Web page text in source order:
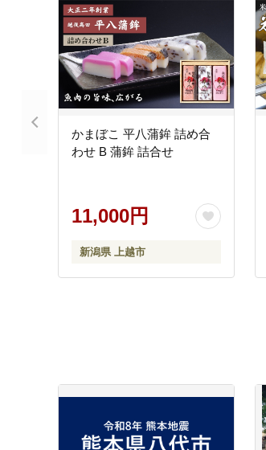
かまぼこ 平八蒲鉾 詰め合
わせ B 蒲鉾 詰合せ
11,000円
新潟県 上越市